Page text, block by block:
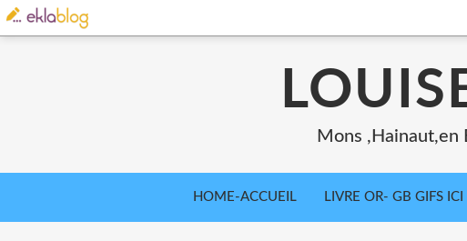
Mons ,Hainaut,en
HOME-ACCUEIL LIVRE OR- GB GIFS ICI